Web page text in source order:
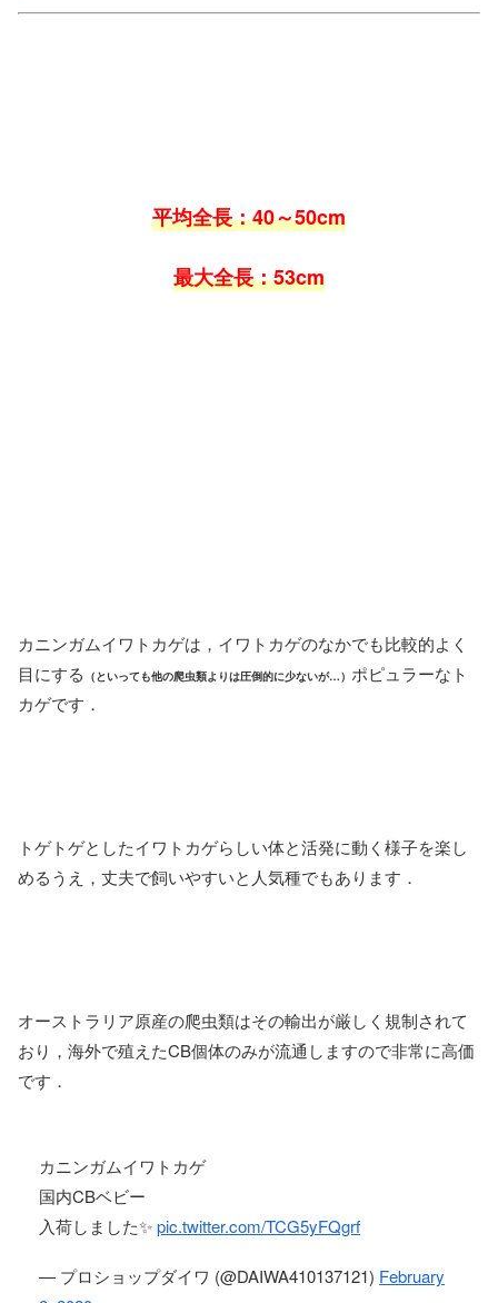
平均全長：40～50cm
最大全長：53cm
カニンガムイワトカゲは，イワトカゲのなかでも比較的よく
目にする （といっても他の爬虫類よりは圧倒的に少ないが…） ポピュラーなト
カゲです．
トゲトゲとしたイワトカゲらしい体と活発に動く様子を楽し
めるうえ，丈夫で飼いやすいと人気種でもあります．
オーストラリア原産の爬虫類はその輸出が厳しく規制されて
おり，海外で殖えたCB個体のみが流通しますので非常に高価
です．
カニンガムイワトカゲ
国内CBベビー
入荷しました✨pic.twitter.com/TCG5yFQgrf
— プロショップダイワ (@DAIWA410137121) February